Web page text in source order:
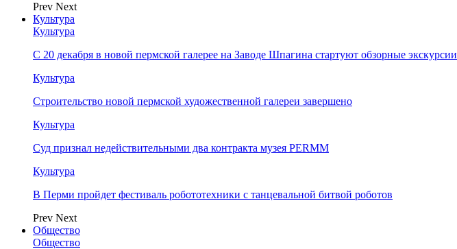
Prev Next
Культура
Культура
С 20 декабря в новой пермской галерее на Заводе Шпагина стартуют обзорные экскурсии
Культура
Строительство новой пермской художественной галереи завершено
Культура
Суд признал недействительными два контракта музея PERMM
Культура
В Перми пройдет фестиваль робототехники с танцевальной битвой роботов
Prev Next
Общество
Общество